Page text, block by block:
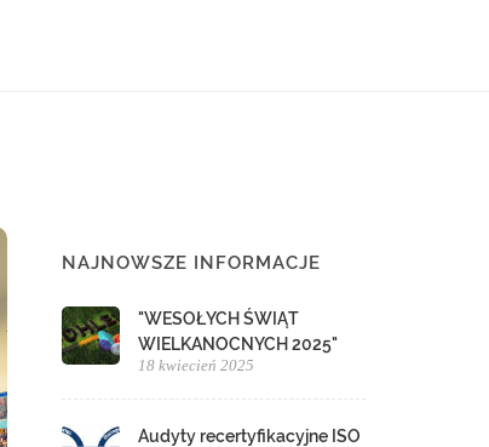
NAJNOWSZE INFORMACJE
"WESOŁYCH ŚWIĄT
WIELKANOCNYCH 2025"
18 kwiecień 2025
Audyty recertyfikacyjne ISO